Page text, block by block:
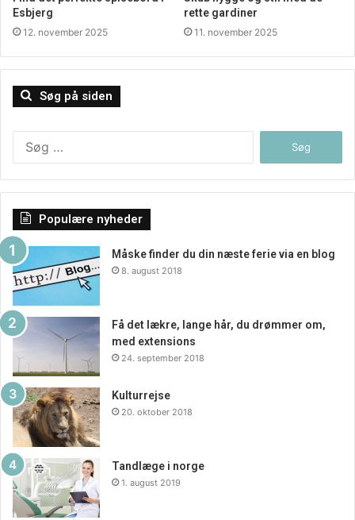
Esbjerg
12. november 2025
rette gardiner
11. november 2025
Søg på siden
Populære nyheder
Måske finder du din næste ferie via en blog
8. august 2018
Få det lækre, lange hår, du drømmer om,
med extensions
24. september 2018
Kulturrejse
20. oktober 2018
Tandlæge i norge
1. august 2019